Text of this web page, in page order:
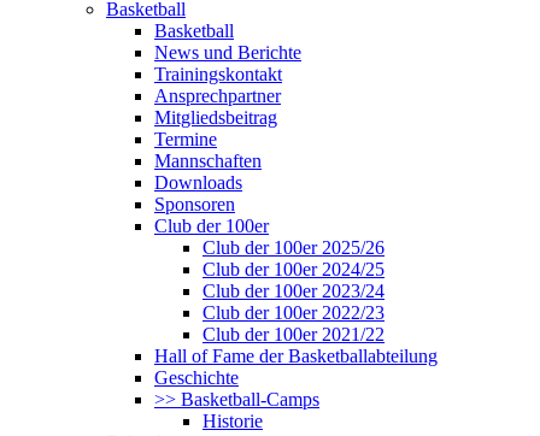
Basketball
Basketball
News und Berichte
Trainingskontakt
Ansprechpartner
Mitgliedsbeitrag
Termine
Mannschaften
Downloads
Sponsoren
Club der 100er
Club der 100er 2025/26
Club der 100er 2024/25
Club der 100er 2023/24
Club der 100er 2022/23
Club der 100er 2021/22
Hall of Fame der Basketballabteilung
Geschichte
>> Basketball-Camps
Historie